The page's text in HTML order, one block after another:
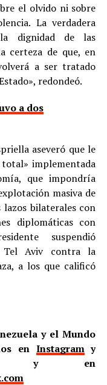
el olvido ni sobre
La verdadera
la dignidad de las
certeza de que, en
a ser tratado
redondeó.
a dos
aseveró que le
implementada
que impondría
masiva de
bilaterales con
diplomáticas con
suspendió
Tel Aviv contra la
a los que calificó
y el Mundo
en Instagramy
en